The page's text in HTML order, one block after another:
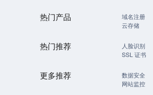
热门产品 域名注册
云存储
热门推荐 人脸识别
SSL 证书
更多推荐 数据安全
网站监控